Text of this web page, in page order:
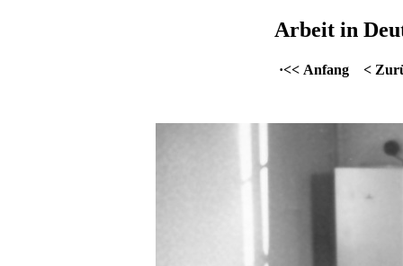
Arbeit in
·<< Anfang <